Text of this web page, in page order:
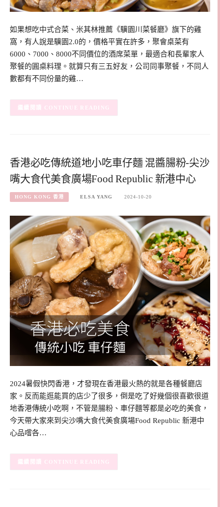
如果想吃中式合菜、米其林推薦《驥園川菜餐廳》旗下的雞
窩，有人說是驥園2.0的，價格平實在許多，聚會桌菜有
6000、7000、8000不同價位的酒席菜單，最適合和長輩家人
聚餐的圓桌料理。就算只有三五好友，公司同事聚餐，不同人
數都有不同份量的雞…
CONTINUE READING
香港必吃傳統道地小吃車仔麵 混醬腸粉-尖沙
嘴大食代美食廣場Food Republic 新港中心
HONG KONG 香港 ELSA YANG 2024-10-20
2024暑假快閃香港，才發現在香港最火熱的就是各種餐廳店
家。反而能逛能買的店少了很多，倒是吃了好幾個很喜歡很道
地香港傳統小吃啊，不管是腸粉、車仔麵等都是必吃的美食，
今天帶大家來到尖沙嘴大食代美食廣場Food Republic 新港中
心品嚐各…
CONTINUE READING